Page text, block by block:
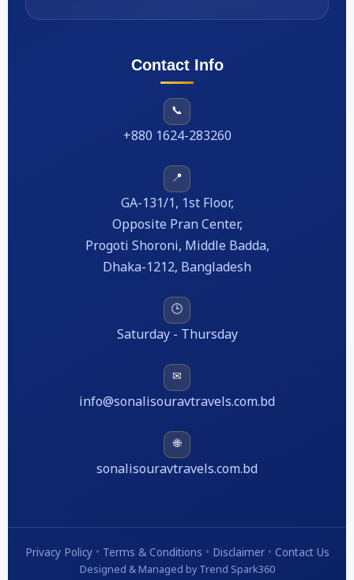
Contact Info
📞
+880 1624-283260
📍
GA-131/1, 1st Floor,
Opposite Pran Center,
Progoti Shoroni, Middle Badda,
Dhaka-1212, Bangladesh
🕒
Saturday - Thursday
✉
info@sonalisouravtravels.com.bd
🌐
sonalisouravtravels.com.bd
Privacy Policy • Terms & Conditions • Disclaimer • Contact Us
Designed & Managed by Trend Spark360